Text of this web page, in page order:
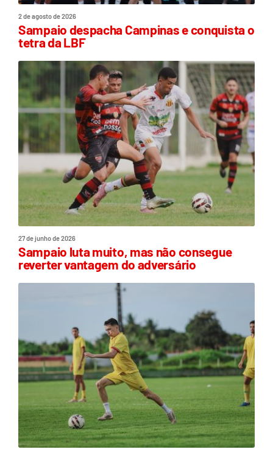
2 de agosto de 2026
Sampaio despacha Campinas e conquista o
tetra da LBF
27 de junho de 2026
Sampaio luta muito, mas não consegue
reverter vantagem do adversário